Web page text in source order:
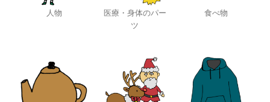
人物
医療・身体のパー
ツ
食べ物